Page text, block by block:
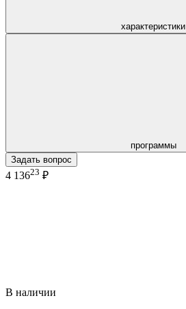
характеристики
программы
Задать вопрос
4 13623 ₽
В наличии